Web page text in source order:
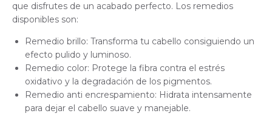
que disfrutes de un acabado perfecto. Los remedios
disponibles son:
Remedio brillo: Transforma tu cabello consiguiendo un
efecto pulido y luminoso.
Remedio color: Protege la fibra contra el estrés
oxidativo y la degradación de los pigmentos.
Remedio anti encrespamiento: Hidrata intensamente
para dejar el cabello suave y manejable.